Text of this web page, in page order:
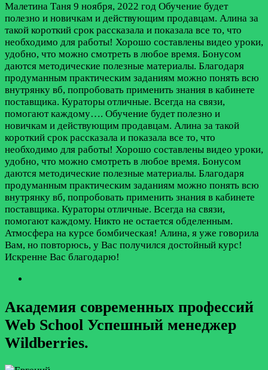
Малетина Таня 9 ноября, 2022 год Обучение будет
полезно и новичкам и действующим продавцам. Алина за
такой короткий срок рассказала и показала все то, что
необходимо для работы! Хорошо составлены видео уроки,
удобно, что можно смотреть в любое время. Бонусом
даются методические полезные материалы. Благодаря
продуманным практическим заданиям можно понять всю
внутрянку вб, попробовать применить знания в кабинете
поставщика. Кураторы отличные. Всегда на связи,
помогают каждому…. Обучение будет полезно и
новичкам и действующим продавцам. Алина за такой
короткий срок рассказала и показала все то, что
необходимо для работы! Хорошо составлены видео уроки,
удобно, что можно смотреть в любое время. Бонусом
даются методические полезные материалы. Благодаря
продуманным практическим заданиям можно понять всю
внутрянку вб, попробовать применить знания в кабинете
поставщика. Кураторы отличные. Всегда на связи,
помогают каждому. Никто не остается обделенным.
Атмосфера на курсе бомбическая! Алина, я уже говорила
Вам, но повторюсь, у Вас получился достойный курс!
Искренне Вас благодарю!
Академия современных профессий
Web School Успешный менеджер
Wildberries.